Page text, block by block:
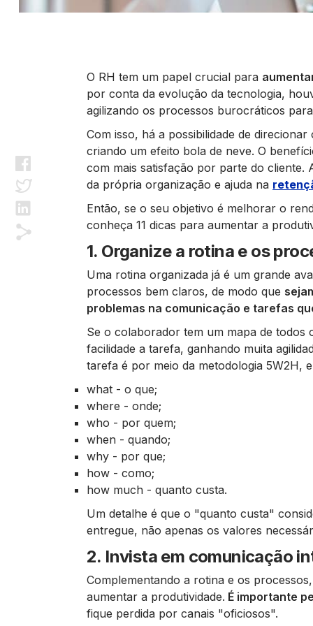
O RH tem um papel crucial para
por conta da evolução da tecnologia,
agilizando os processos burocráticos
Com isso, há a possibilidade de
criando um efeito bola de neve. O
com mais satisfação por parte do cliente.
da própria organização e ajuda na
Então, se o seu objetivo é melhorar o
conheça 11 dicas para aumentar a
1. Organize a rotina e os
Uma rotina organizada já é um grande
processos bem claros, de modo que
problemas na comunicação e tarefas
Se o colaborador tem um mapa de
facilidade a tarefa, ganhando muita
tarefa é por meio da metodologia 5W2H,
what - o que;
where - onde;
who - por quem;
when - quando;
why - por que;
how - como;
how much - quanto custa.
Um detalhe é que o "quanto custa"
entregue, não apenas os valores
2. Invista em comunicação
Complementando a rotina e os
aumentar a produtividade. É importante
fique perdida por canais "oficiosos".